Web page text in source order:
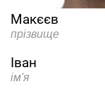
Макєєв
прізвище
Іван
ім'я